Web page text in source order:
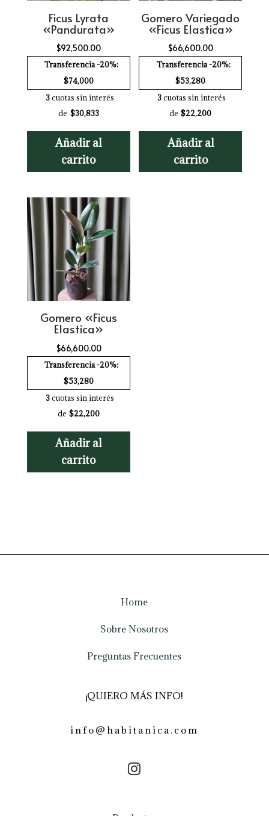
Ficus Lyrata
«Pandurata»
$92,500.00
Transferencia -20%:
$74,000
3cuotas sin interés
de $30,833
Añadir al
carrito
Gomero Variegado
«Ficus Elastica»
$66,600.00
Transferencia -20%:
$53,280
3cuotas sin interés
de $22,200
Añadir al
carrito
Gomero «Ficus
Elastica»
$66,600.00
Transferencia -20%:
$53,280
3cuotas sin interés
de $22,200
Añadir al
carrito
Home
Sobre Nosotros
Preguntas Frecuentes
¡QUIERO MÁS INFO!
info@habitanica.com